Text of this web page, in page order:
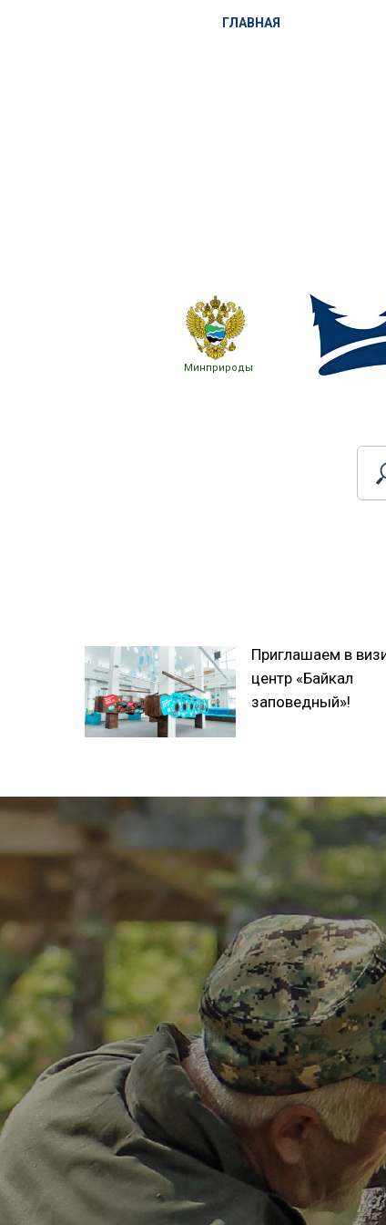
Минприроды
ГЛАВНАЯ
Приглашаем в
центр «Байкал
заповедный»!
Заметить